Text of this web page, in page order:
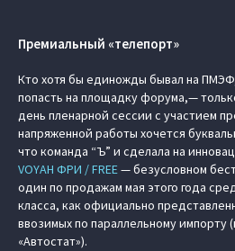
Премиальный «телепорт»
Кто хотя бы единожды бывал на
попасть на площадку форума,—
день пленарной сессии с участием
напряженной работы хочется
что команда “Ъ” и сделала на
VOYAH ФРИ / FREE— безусловном
один по продажам мая этого года
класса, как официально
ввозимых по параллельному
«Автостат»).